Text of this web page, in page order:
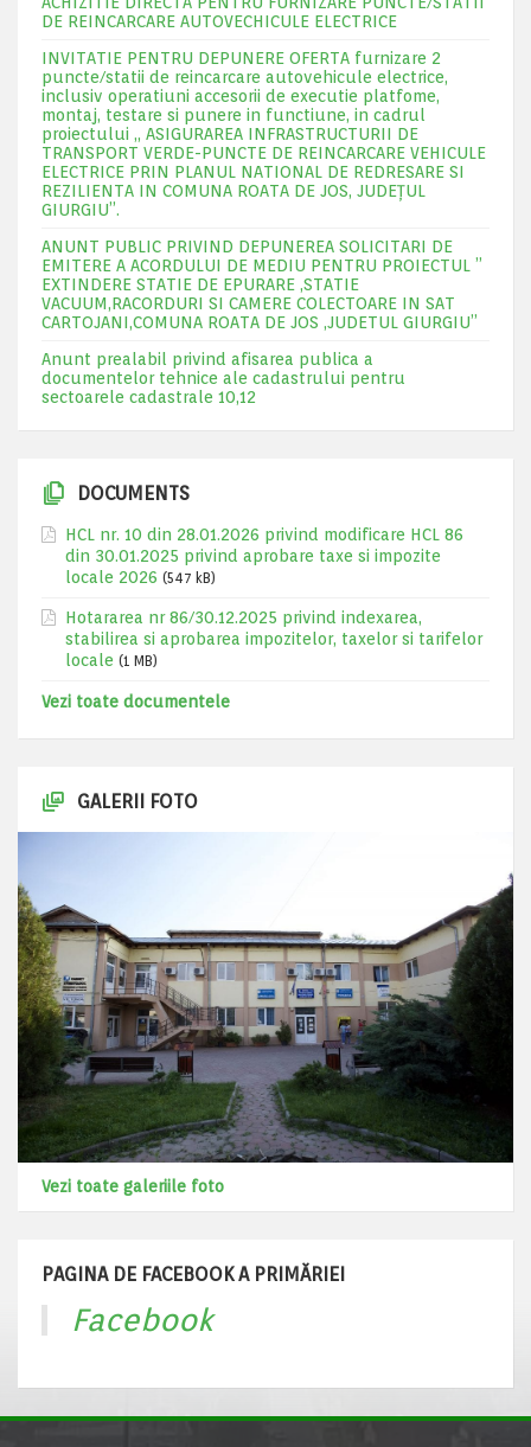
DE REINCARCARE AUTOVECHICULE ELECTRICE
INVITATIE PENTRU DEPUNERE OFERTA furnizare 2
puncte/statii de reincarcare autovehicule electrice,
inclusiv operatiuni accesorii de executie platfome,
montaj, testare si punere in functiune, in cadrul
proiectului „ ASIGURAREA INFRASTRUCTURII DE
TRANSPORT VERDE-PUNCTE DE REINCARCARE VEHICULE
ELECTRICE PRIN PLANUL NATIONAL DE REDRESARE SI
REZILIENTA IN COMUNA ROATA DE JOS, JUDEŢUL
GIURGIU”.
ANUNT PUBLIC PRIVIND DEPUNEREA SOLICITARI DE
EMITERE A ACORDULUI DE MEDIU PENTRU PROIECTUL ”
EXTINDERE STATIE DE EPURARE ,STATIE
VACUUM,RACORDURI SI CAMERE COLECTOARE IN SAT
CARTOJANI,COMUNA ROATA DE JOS ,JUDETUL GIURGIU”
Anunt prealabil privind afisarea publica a
documentelor tehnice ale cadastrului pentru
sectoarele cadastrale 10,12
DOCUMENTS
HCL nr. 10 din 28.01.2026 privind modificare HCL 86
din 30.01.2025 privind aprobare taxe si impozite
locale 2026 (547 kB)
Hotararea nr 86/30.12.2025 privind indexarea,
stabilirea si aprobarea impozitelor, taxelor si tarifelor
locale (1 MB)
Vezi toate documentele
GALERII FOTO
Vezi toate galeriile foto
PAGINA DE FACEBOOK A PRIMĂRIEI
Facebook